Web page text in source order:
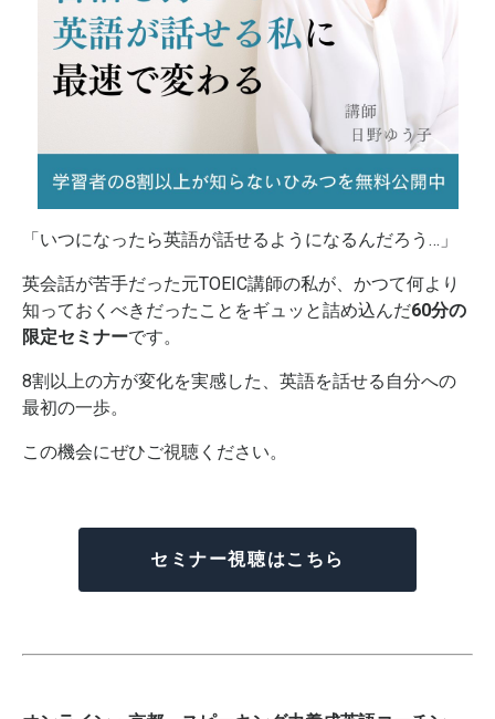
「いつになったら英語が話せるようになるんだろう…」
英会話が苦手だった元TOEIC講師の私が、かつて何より
知っておくべきだったことをギュッと詰め込んだ60分の
限定セミナーです。
8割以上の方が変化を実感した、英語を話せる自分への
最初の一歩。
この機会にぜひご視聴ください。
セミナー視聴はこちら